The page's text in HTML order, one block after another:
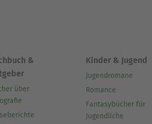
&
über
Kinder & Jugend
Jugendromane
Romance
Fantasybücher für
Jugendliche